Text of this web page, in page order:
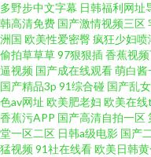
精品一区拍 大陆奭国产一区
国产自愉自愉第三区 五月天超
了香蕉综合 9久热这里 精品视
爽爽爽视频 成年人午 乱子伦
多野步中文字幕 日韩福利网址
韩高清免费 国产激情视频三区
洲国 欧美性爱密臀疯狂少妇喷
偷拍草草草97狠狠插香蕉视
逼视频 国产成在线观看萌白酱
国产精品3p 91综合碰 国产乱
色av网址 欧美肥老妇 欧美在
香蕉污APP 国产高清自拍一区
堂一区二区 日韩a级电影 国产
猛视频91社在线看欧美日韩